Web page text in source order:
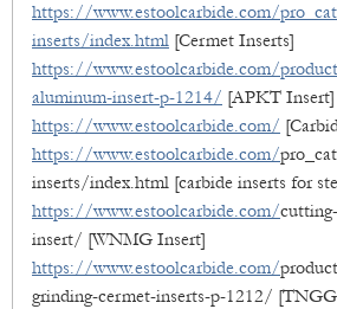
https://www.estoolcarbide.com/
inserts/index.html [Cermet Inserts]
https://www.estoolcarbide.com/
aluminum-insert-p-1214/ [APKT Insert]
https://www.estoolcarbide.com/
https://www.estoolcarbide.com/
inserts/index.html [carbide inserts for
https://www.estoolcarbide.com/
insert/ [WNMG Insert]
https://www.estoolcarbide.com/
grinding-cermet-inserts-p-1212/